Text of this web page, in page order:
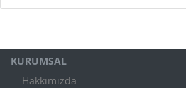
KURUMSAL
Hakkımızda